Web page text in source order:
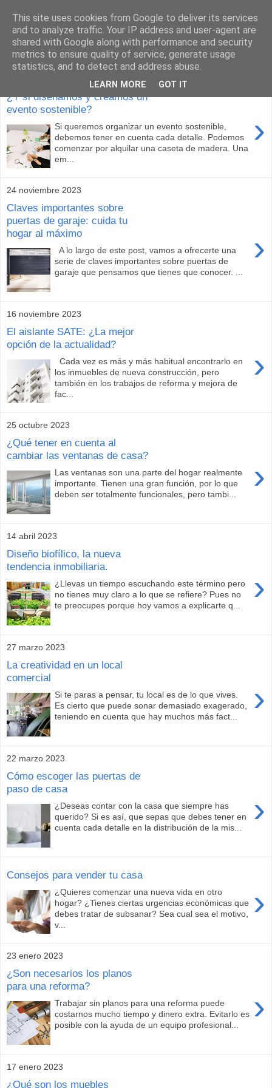
Construcción sostenible
¿Y si diseñamos y creamos un
evento sostenible?
›
Si queremos organizar un evento sostenible,
debemos tener en cuenta cada detalle. Podemos
comenzar por alquilar una caseta de madera. Una
em...
24 noviembre 2023
Claves importantes sobre
puertas de garaje: cuida tu
hogar al máximo
›
A lo largo de este post, vamos a ofrecerte una
serie de claves importantes sobre puertas de
garaje que pensamos que tienes que conocer. ...
16 noviembre 2023
El aislante SATE: ¿La mejor
opción de la actualidad?
›
Cada vez es más y más habitual encontrarlo en
los inmuebles de nueva construcción, pero
también en los trabajos de reforma y mejora de
fac...
25 octubre 2023
¿Qué tener en cuenta al
cambiar las ventanas de casa?
›
Las ventanas son una parte del hogar realmente
importante. Tienen una gran función, por lo que
deben ser totalmente funcionales, pero tambi...
14 abril 2023
Diseño biofílico, la nueva
tendencia inmobiliaria.
›
¿Llevas un tiempo escuchando este término pero
no tienes muy claro a lo que se refiere? Pues no
te preocupes porque hoy vamos a explicarte q...
27 marzo 2023
La creatividad en un local
comercial
›
Si te paras a pensar, tu local es de lo que vives.
Es cierto que puede sonar demasiado exagerado,
teniendo en cuenta que hay muchos más fact...
22 marzo 2023
Cómo escoger las puertas de
paso de casa
›
¿Deseas contar con la casa que siempre has
querido? Si es así, que sepas que debes tener en
cuenta cada detalle en la distribución de la mis...
Consejos para vender tu casa
›
¿Quieres comenzar una nueva vida en otro
hogar? ¿Tienes ciertas urgencias económicas que
debes tratar de subsanar? Sea cual sea el motivo,
v...
23 enero 2023
¿Son necesarios los planos
para una reforma?
›
Trabajar sin planos para una reforma puede
costarnos mucho tiempo y dinero extra. Evitarlo es
posible con la ayuda de un equipo profesional...
17 enero 2023
¿Qué son los muebles
This site uses cookies from Google to deliver its services
and to analyze traffic. Your IP address and user-agent are
shared with Google along with performance and security
metrics to ensure quality of service, generate usage
statistics, and to detect and address abuse.
LEARN MORE GOT IT